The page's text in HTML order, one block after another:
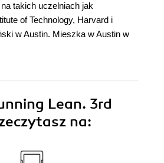
takich uczelniach jak
of Technology, Harvard i
w Austin. Mieszka w Austin w
Lean. 3rd
na: